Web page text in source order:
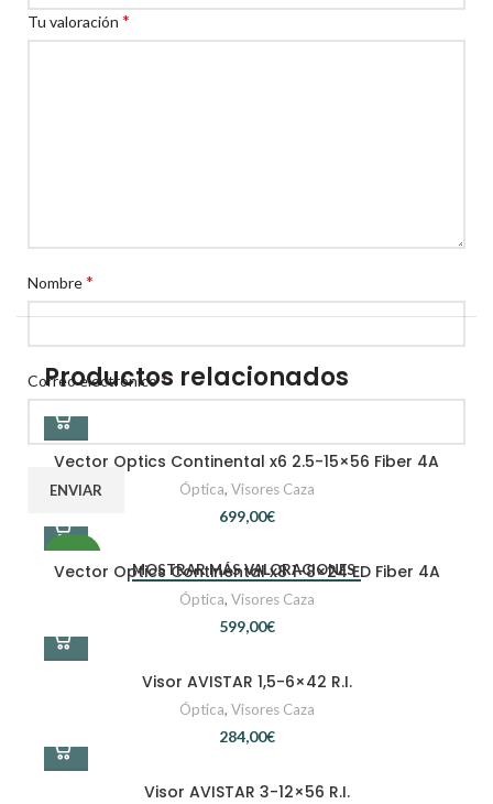
Tu valoración *
Nombre*
Correo electrónico*
MOSTRAR MÁS VALORACIONES
Productos relacionados
Vector Optics Continental x6 2.5-15×56 Fiber 4A
Óptica, Visores Caza
€
Vector Optics Continental x8 1-8×24 ED Fiber 4A
Óptica, Visores Caza
€
Visor AVISTAR 1,5-6×42 R.I.
Óptica, Visores Caza
€
Visor AVISTAR 3-12×56 R.I.